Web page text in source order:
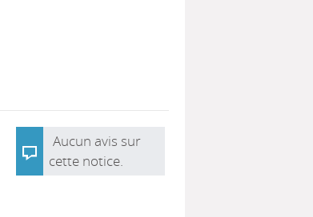
Aucun avis sur
cette notice.